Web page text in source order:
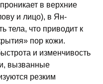
в верхние
и лицо), в Ян-
тела, что приводит к
пор кожи.
и изменчивость
вызванные
резким